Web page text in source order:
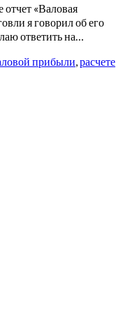
«Валовая
я говорил об его
ответить на…
прибыли расчете